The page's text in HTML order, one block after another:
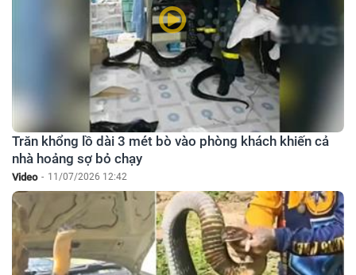
Trăn khổng lồ dài 3 mét bò vào phòng khách khiến cả
nhà hoảng sợ bỏ chạy
Video - 11/07/2026 12:42